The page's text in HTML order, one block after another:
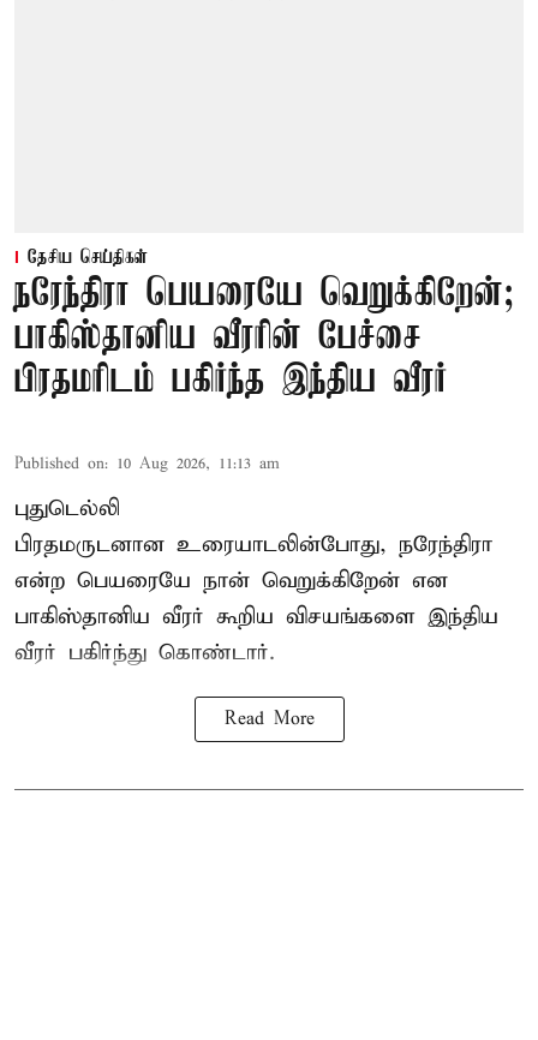
தேசிய செய்திகள்
நரேந்திரா பெயரையே வெறுக்கிறேன்;
பாகிஸ்தானிய வீரரின் பேச்சை
பிரதமரிடம் பகிர்ந்த இந்திய வீரர்
Published on: 10 Aug 2026, 11:13 am
புதுடெல்லி
பிரதமருடனான உரையாடலின்போது, நரேந்திரா
என்ற பெயரையே நான் வெறுக்கிறேன் என
பாகிஸ்தானிய வீரர் கூறிய விசயங்களை இந்திய
வீரர் பகிர்ந்து கொண்டார்.
Read More